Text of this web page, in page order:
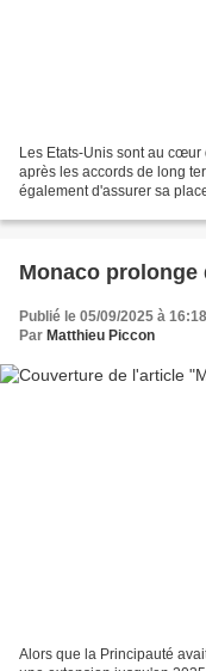
Les Etats-Unis sont au
après les accords de long
également d'assurer sa
Monaco
Publié le 05/09/2025 à 16:18
Par Matthieu Piccon
Alors que la Principauté